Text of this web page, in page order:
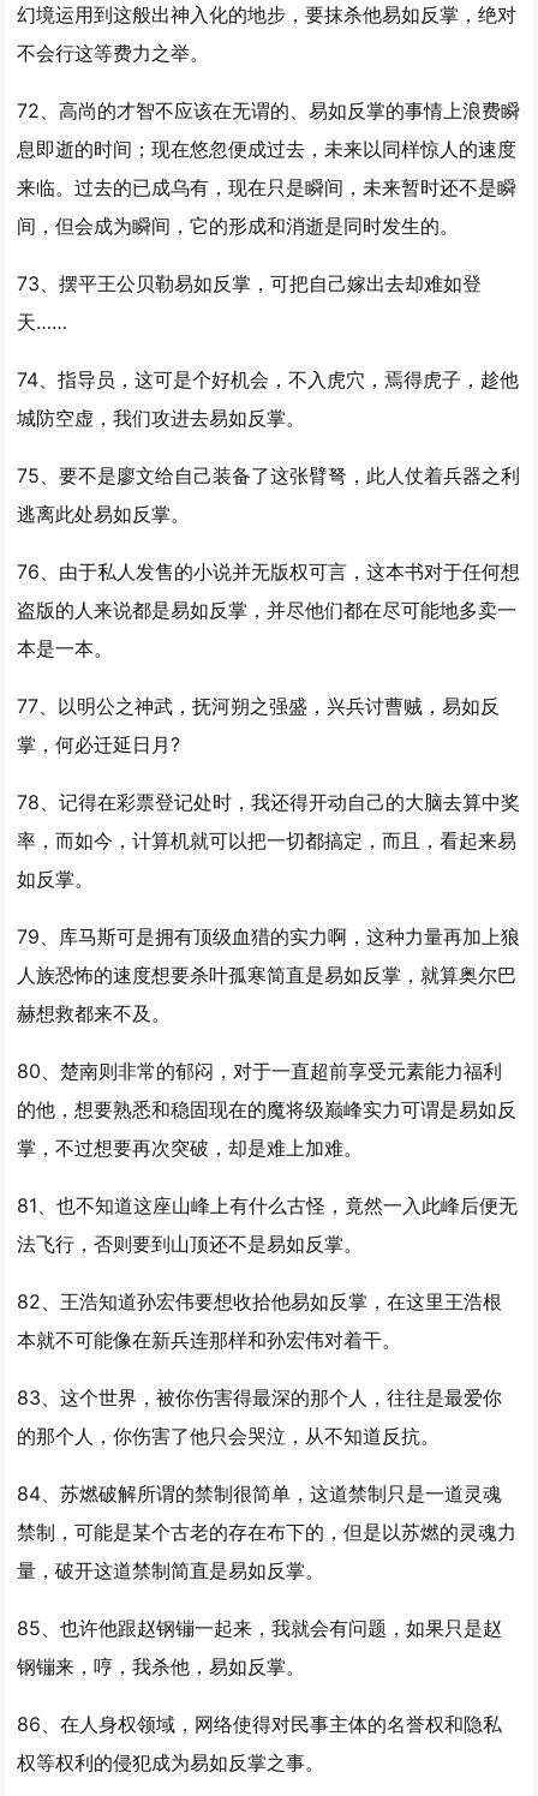
幻境运用到这般出神入化的地步，要抹杀他易如反掌 ，绝对
不会行这等费力之举。
72、高尚的才智不应该在无谓的、易如反掌的事情上浪费瞬
息即逝的时间；现在悠忽便成过去，未来以同样惊人的速度
来临。过去的已成乌有，现在只是瞬间，未来暂时还不是瞬
间，但会成为瞬间，它的形成和消逝是同时发生的。
73、摆平王公贝勒易如反掌 ，可把自己嫁出去却难如登
天……
74、指导员，这可是个好机会，不入虎穴，焉得虎子，趁他
城防空虚，我们攻进去易如反掌。
75、要不是廖文给自己装备了这张臂弩，此人仗着兵器之利
逃离此处易如反掌。
76、由于私人发售的小说并无版权可言，这本书对于任何想
盗版的人来说都是易如反掌 ，并尽他们都在尽可能地多卖一
本是一本。
77、以明公之神武，抚河朔之强盛，兴兵讨曹贼，易如反
掌 ，何必迁延日月?
78、记得在彩票登记处时，我还得开动自己的大脑去算中奖
率，而如今，计算机就可以把一切都搞定，而且，看起来易
如反掌。
79、库马斯可是拥有顶级血猎的实力啊，这种力量再加上狼
人族恐怖的速度想要杀叶孤寒简直是易如反掌 ，就算奥尔巴
赫想救都来不及。
80、楚南则非常的郁闷，对于一直超前享受元素能力福利
的他，想要熟悉和稳固现在的魔将级巅峰实力可谓是易如反
掌 ，不过想要再次突破，却是难上加难。
81、也不知道这座山峰上有什么古怪，竟然一入此峰后便无
法飞行，否则要到山顶还不是易如反掌。
82、王浩知道孙宏伟要想收拾他易如反掌 ，在这里王浩根
本就不可能像在新兵连那样和孙宏伟对着干。
83、这个世界，被你伤害得最深的那个人，往往是最爱你
的那个人，你伤害了他只会哭泣，从不知道反抗。
84、苏燃破解所谓的禁制很简单，这道禁制只是一道灵魂
禁制，可能是某个古老的存在布下的，但是以苏燃的灵魂力
量，破开这道禁制简直是易如反掌。
85、也许他跟赵钢镚一起来，我就会有问题，如果只是赵
钢镚来，哼，我杀他，易如反掌。
86、在人身权领域，网络使得对民事主体的名誉权和隐私
权等权利的侵犯成为易如反掌之事。